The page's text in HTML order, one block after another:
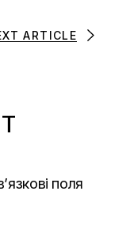
ARTICLE
поля